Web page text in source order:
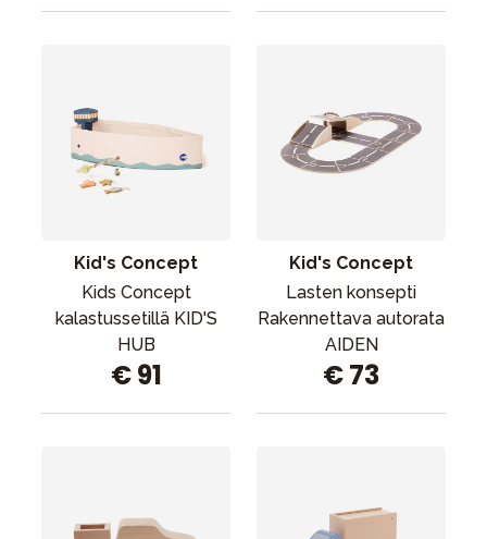
Kid's Concept
Kids Concept
kalastussetillä KID'S
HUB
€ 91
Kid's Concept
Lasten konsepti
Rakennettava autorata
AIDEN
€ 73